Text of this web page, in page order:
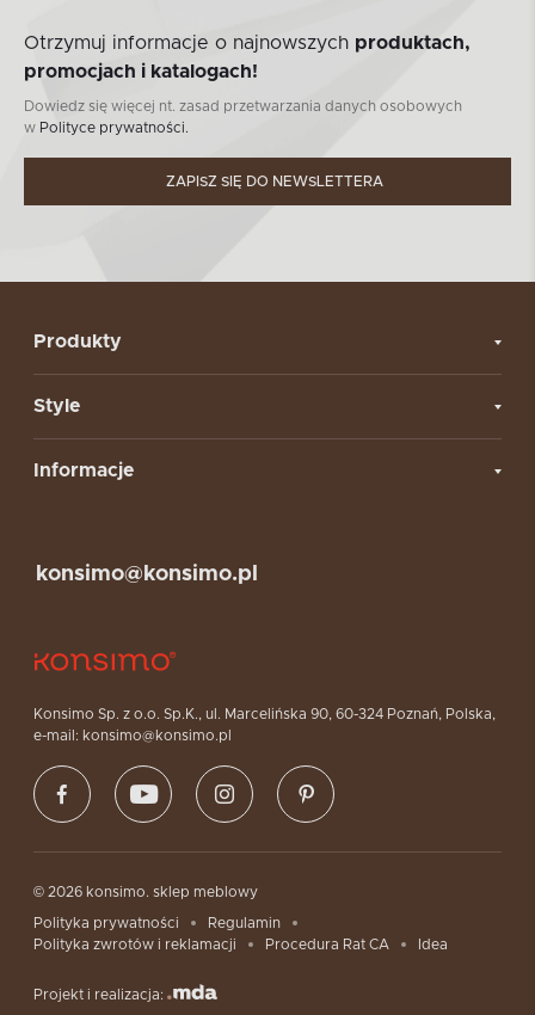
Otrzymuj informacje o najnowszych produktach,
promocjach i katalogach!
Dowiedz się więcej nt. zasad przetwarzania danych osobowych
w Polityce prywatności.
ZAPISZ SIĘ DO NEWSLETTERA
Produkty
Style
Informacje
Konsimo Sp. z o.o. Sp.K., ul. Marcelińska 90, 60-324 Poznań, Polska,
e-mail: konsimo@konsimo.pl
konsimo@konsimo.pl
© 2026 konsimo. sklep meblowy
Polityka prywatności
Regulamin
Polityka zwrotów i reklamacji
Procedura Rat CA Idea
Projekt i realizacja: